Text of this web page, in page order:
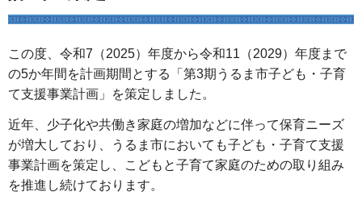
この度、令和7（2025）年度から令和11（2029）年度まで
の5か年間を計画期間とする「第3期うるま市子ども・子育
て支援事業計画」を策定しました。
近年、少子化や共働き家庭の増加などに伴って保育ニーズ
が増大しており、うるま市においても子ども・子育て支援
事業計画を策定し、こどもと子育て家庭のための取り組み
を推進し続けております。